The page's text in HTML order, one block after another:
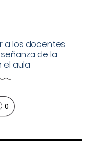
a los docentes
de la
el aula
0